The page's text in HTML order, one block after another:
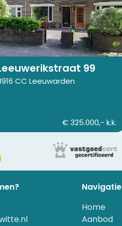
99
CC Leeuwarden
€ 325.000,- k.k.
Navigatie
Home
Aanbod